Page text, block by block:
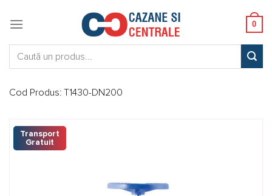
0
Cod Produs: T1430-DN200
Transport
Gratuit